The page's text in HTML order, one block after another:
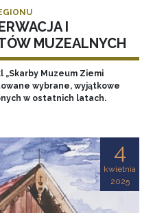
I
MUZEALNYCH
„Skarby Muzeum Ziemi
wybrane, wyjątkowe
w ostatnich latach.
4
kwietnia
2025